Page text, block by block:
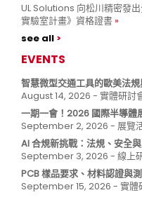
UL Solutions 向松川精密發
實驗室計畫》資格證書
see all
EVENTS
智慧微型交通工具的歐美法
August 14, 2026 - 實體研討
一期一會！2026 國際半導
September 2, 2026 - 展覽
AI 合規新挑戰：法規、安全
September 3, 2026 - 線上
PCB 樣品要求、材料認證與
September 15, 2026 - 實體